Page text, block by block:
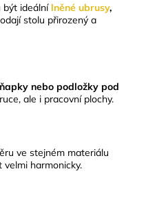
být ideální lněné ubrusy,
stolu přirozený a
nebo podložky pod
ale i pracovní plochy.
ve stejném materiálu
velmi harmonicky.